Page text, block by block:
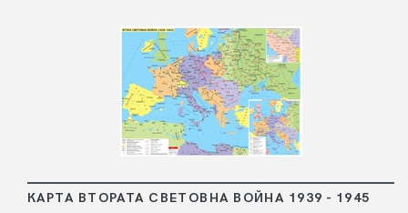
КАРТА ВТОРАТА СВЕТОВНА ВОЙНА 1939 - 1945